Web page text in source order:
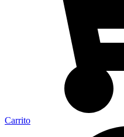
Carrito